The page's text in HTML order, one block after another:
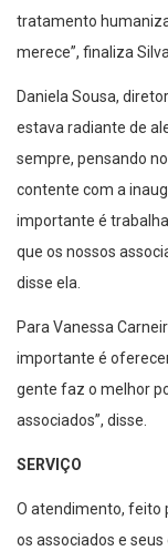
tratamento
merece”, finaliza
Daniela Sousa,
estava radiante de
sempre, pensando
contente com a
importante é
que os nossos
disse ela.
Para Vanessa
importante é
gente faz o melhor
associados”, disse.
SERVIÇO
O atendimento, feito
os associados e